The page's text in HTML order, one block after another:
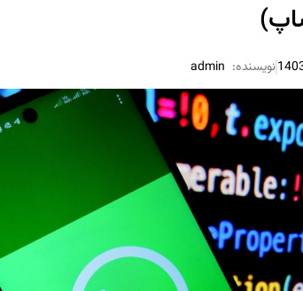
مشاوره ورزشی
نویسنده: admin